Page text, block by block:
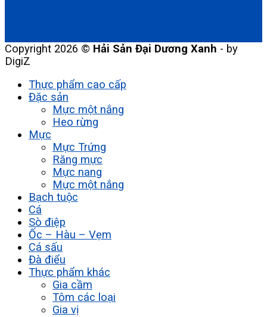
Copyright 2026 © Hải Sản Đại Dương Xanh - by
DigiZ
Thực phẩm cao cấp
Đặc sản
Mực một nắng
Heo rừng
Mực
Mực Trứng
Răng mực
Mực nang
Mực một nắng
Bạch tuộc
Cá
Sò điệp
Ốc – Hàu – Vẹm
Cá sấu
Đà điểu
Thực phẩm khác
Gia cầm
Tôm các loại
Gia vị